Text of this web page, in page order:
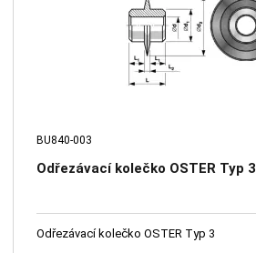
BU840-003
Odřezávací kolečko OSTER Typ 3
Odřezávací kolečko OSTER Typ 3